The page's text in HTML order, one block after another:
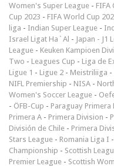
Women's Super League - FIFA
Cup 2023 - FIFA World Cup
liga - Indian Super League -
Israel Ligat Ha`Al - Japan - J1
League - Keuken Kampioen
Two - Leagues Cup - Liga de
Ligue 1 - Ligue 2 - Meistriliiga -
NIFL Premiership - NISA -
Women's Soccer League -
- ÖFB-Cup - Paraguay Primera
Primera A - Primera Division -
División de Chile - Primera
Stars League - Romania Liga I -
Championship - Scottish
Premier League - Scottish